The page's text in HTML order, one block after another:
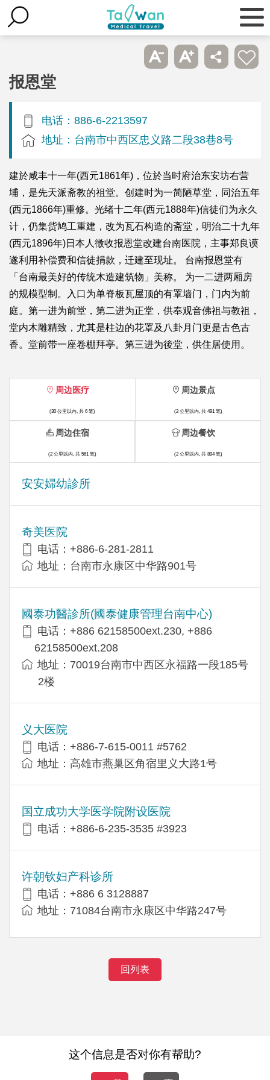
报恩堂
电话：886-6-2213597
地址：台南市中西区忠义路二段38巷8号
建於咸丰十一年(西元1861年)，位於当时府治东安坊右营
埔，是先天派斋教的祖堂。创建时为一简陋草堂，同治五年
(西元1866年)重修。光绪十二年(西元1888年)信徒们为永久
计，仍集赀鸠工重建，改为瓦石构造的斋堂，明治二十九年
(西元1896年)日本人徵收报恩堂改建台南医院，主事郑良谟
遂利用补偿费和信徒捐款，迁建至现址。 台南报恩堂有
「台南最美好的传统木造建筑物」美称。 为一二进两厢房
的规模型制。入口为单脊板瓦屋顶的有罩墙门，门内为前
庭。第一进为前堂，第二进为正堂，供奉观音佛祖与教祖，
堂内木雕精致，尤其是柱边的花罩及八卦月门更是古色古
香。堂前带一座卷棚拜亭。第三进为後堂，供住居使用。
周边医疗
(30 公里以内, 共 6 笔)
安安婦幼診所
奇美医院
电话：+886-6-281-2811
地址：台南市永康区中华路901号
國泰功醫診所(國泰健康管理台南中心)
电话：+886 62158500ext.230, +886
62158500ext.208
地址：70019台南市中西区永福路一段185号
2楼
义大医院
电话：+886-7-615-0011 #5762
地址：高雄市燕巢区角宿里义大路1号
国立成功大学医学院附设医院
电话：+886-6-235-3535 #3923
许朝钦妇产科诊所
电话：+886 6 3128887
地址：71084台南市永康区中华路247号
周边景点
(2 公里以内, 共 491 笔)
周边住宿
(2 公里以内, 共 561 笔)
周边餐饮
(2 公里以内, 共 894 笔)
回列表
这个信息是否对你有帮助?